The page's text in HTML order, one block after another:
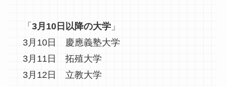
「 3月10日以降の大学」
3月10日 慶應義塾大学
3月11日 拓殖大学
3月12日 立教大学